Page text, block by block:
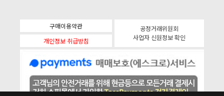
구매이용약관
개인정보 취급방침
공정거래위원회
사업자 신원정보 확인